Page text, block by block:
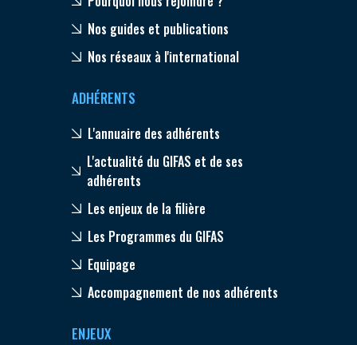
Nos guides et publications
Nos réseaux à l'international
ADHÉRENTS
L'annuaire des adhérents
L'actualité du GIFAS et de ses
adhérents
Les enjeux de la filière
Les Programmes du GIFAS
Equipage
Accompagnement de nos adhérents
ENJEUX